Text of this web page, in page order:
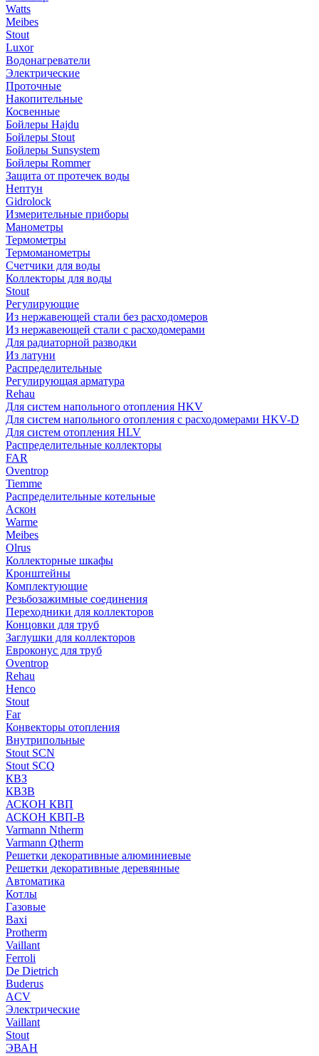
Watts
Meibes
Stout
Luxor
Водонагреватели
Электрические
Проточные
Накопительные
Косвенные
Бойлеры Hajdu
Бойлеры Stout
Бойлеры Sunsystem
Бойлеры Rommer
Защита от протечек воды
Нептун
Gidrolock
Измерительные приборы
Манометры
Термометры
Термоманометры
Счетчики для воды
Коллекторы для воды
Stout
Регулирующие
Из нержавеющей стали без расходомеров
Из нержавеющей стали с расходомерами
Для радиаторной разводки
Из латуни
Распределительные
Регулирующая арматура
Rehau
Для систем напольного отопления HKV
Для систем напольного отопления с расходомерами HKV-D
Для систем отопления HLV
Распределительные коллекторы
FAR
Oventrop
Tiemme
Распределительные котельные
Аскон
Warme
Meibes
Olrus
Коллекторные шкафы
Кронштейны
Комплектующие
Резьбозажимные соединения
Переходники для коллекторов
Концовки для труб
Заглушки для коллекторов
Евроконус для труб
Oventrop
Rehau
Henco
Stout
Far
Конвекторы отопления
Внутрипольные
Stout SCN
Stout SCQ
КВЗ
КВЗВ
АСКОН КВП
АСКОН КВП-В
Varmann Ntherm
Varmann Qtherm
Решетки декоративные алюминиевые
Решетки декоративные деревянные
Автоматика
Котлы
Газовые
Baxi
Protherm
Vaillant
Ferroli
De Dietrich
Buderus
ACV
Электрические
Vaillant
Stout
ЭВАН